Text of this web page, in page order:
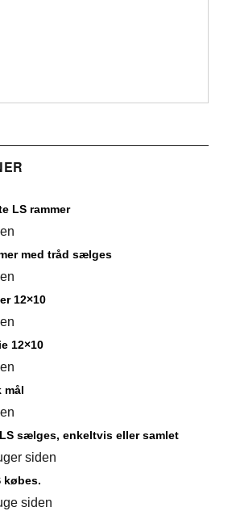
LS rammer
med tråd sælges
12×10
12×10
mål
sælges, enkeltvis eller samlet
siden
købes.
siden